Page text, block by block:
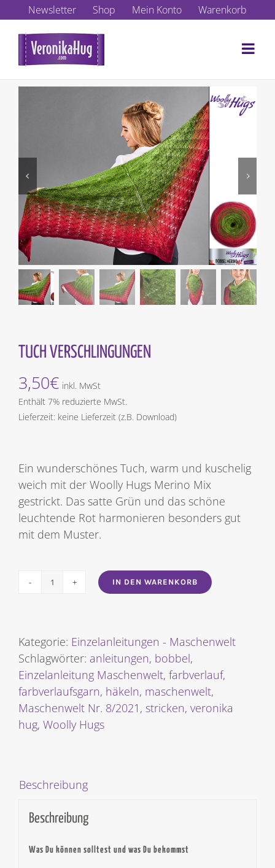
Inhalt
springen
Newsletter Shop Mein Konto Warenkorb
TUCH VERSCHLINGUNGEN
3,50€ inkl. MwSt
Enthält 7% reduzierte MwSt.
Lieferzeit: keine Lieferzeit (z.B. Download)
Ein wunderschönes Tuch, warm und kuschelig
weich mit der Woolly Hugs Merino Mix
gestrickt. Das satte Grün und das schöne
leuchtende Rot harmonieren besonders gut
mit dem Muster.
TUCH
Menge
IN DEN WARENKORB
Kategorie: Einzelanleitungen - Maschenwelt
Schlagwörter: anleitungen, bobbel,
Einzelanleitung Maschenwelt, farbverlauf,
farbverlaufsgarn, häkeln, maschenwelt,
Maschenwelt Nr. 8/2021 , stricken, veronika
hug, Woolly Hugs
Beschreibung
Beschreibung
Was Du können solltest und was Du bekommst